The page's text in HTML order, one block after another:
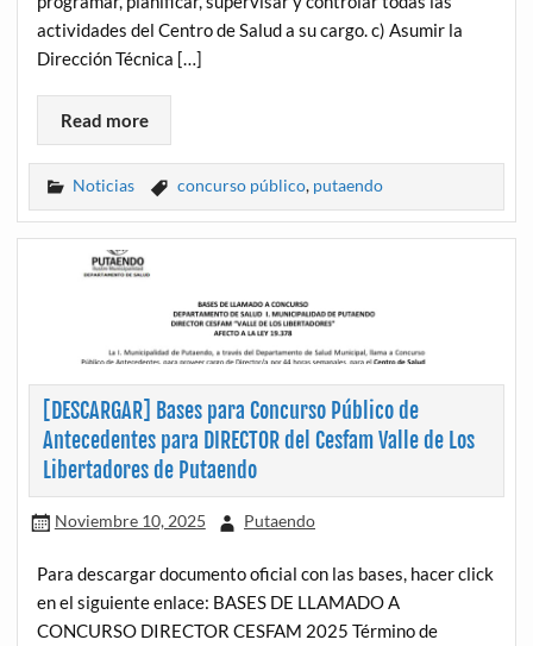
actividades del Centro de Salud a su cargo. c) Asumir la
Dirección Técnica […]
Read more
Noticias concurso público, putaendo
[DESCARGAR] Bases para Concurso Público de
Antecedentes para DIRECTOR del Cesfam Valle de Los
Libertadores de Putaendo
Noviembre 10, 2025 Putaendo
Para descargar documento oficial con las bases, hacer click
en el siguiente enlace: BASES DE LLAMADO A
CONCURSO DIRECTOR CESFAM 2025 Término de